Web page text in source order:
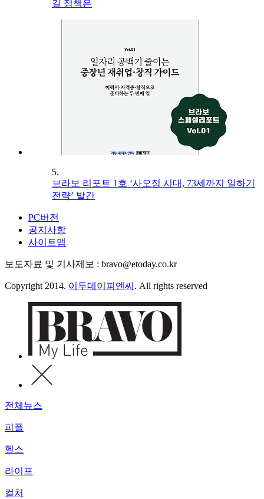
길 정책은
5.
브라보 리포트 1호 ‘사오정 시대, 73세까지 일하기
전략’ 발간
PC버전
공지사항
사이트맵
보도자료 및 기사제보 : bravo@etoday.co.kr
Copyright 2014. 이투데이피엔씨 . All rights reserved
전체뉴스
피플
헬스
라이프
컬처